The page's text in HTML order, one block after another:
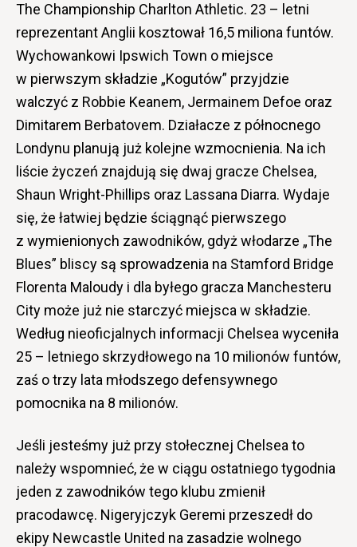
The Championship Charlton Athletic. 23 – letni
reprezentant Anglii kosztował 16,5 miliona funtów.
Wychowankowi Ipswich Town o miejsce
w pierwszym składzie „Kogutów” przyjdzie
walczyć z Robbie Keanem, Jermainem Defoe oraz
Dimitarem Berbatovem. Działacze z północnego
Londynu planują już kolejne wzmocnienia. Na ich
liście życzeń znajdują się dwaj gracze Chelsea,
Shaun Wright-Phillips oraz Lassana Diarra. Wydaje
się, że łatwiej będzie ściągnąć pierwszego
z wymienionych zawodników, gdyż włodarze „The
Blues” bliscy są sprowadzenia na Stamford Bridge
Florenta Maloudy i dla byłego gracza Manchesteru
City może już nie starczyć miejsca w składzie.
Według nieoficjalnych informacji Chelsea wyceniła
25 – letniego skrzydłowego na 10 milionów funtów,
zaś o trzy lata młodszego defensywnego
pomocnika na 8 milionów.
Jeśli jesteśmy już przy stołecznej Chelsea to
należy wspomnieć, że w ciągu ostatniego tygodnia
jeden z zawodników tego klubu zmienił
pracodawcę. Nigeryjczyk Geremi przeszedł do
ekipy Newcastle United na zasadzie wolnego